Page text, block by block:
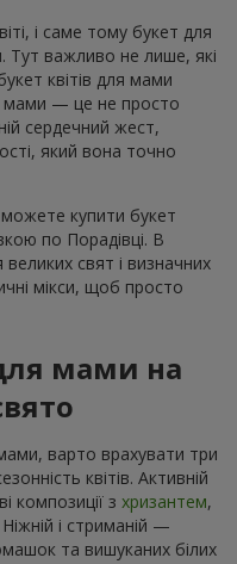
і саме тому букет для
важливо не лише, які
квітів для мами
мами — це не просто
сердечний жест,
який вона точно
купити букет
по Порадівці. В
великих свят і визначних
мікси, щоб просто
мами на
варто врахувати три
квітів. Активній
композиції з хризантем,
Ніжній і стриманій —
та вишуканих білих